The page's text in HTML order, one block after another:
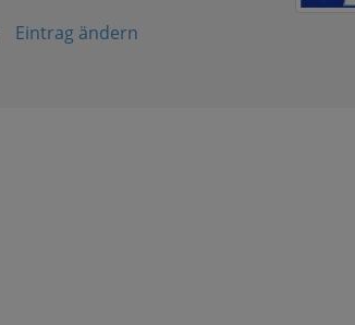
Eintrag ändern